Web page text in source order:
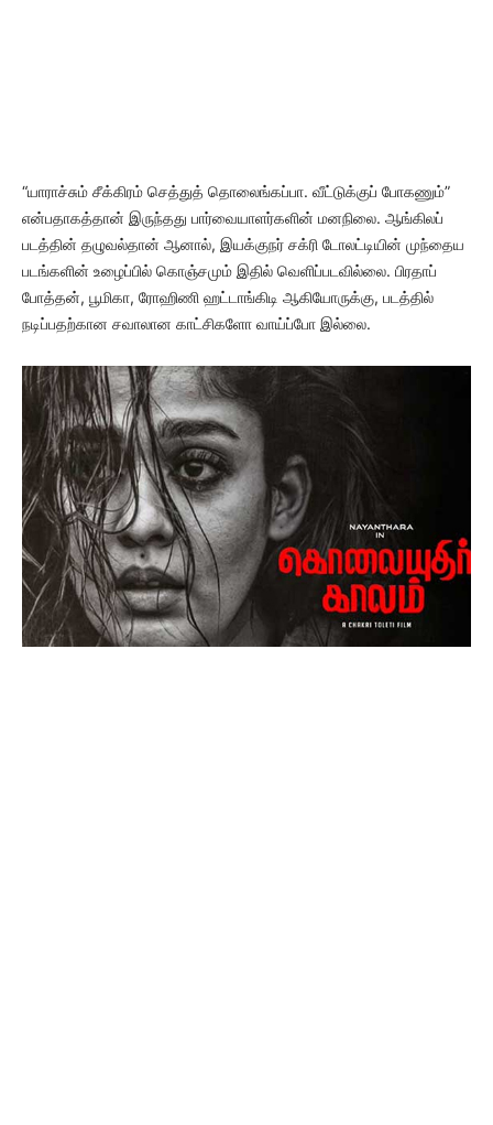
“யாராச்சும் சீக்கிரம் செத்துத் தொலைங்கப்பா. வீட்டுக்குப் போகணும்”
என்பதாகத்தான் இருந்தது பார்வையாளர்களின் மனநிலை. ஆங்கிலப்
படத்தின் தழுவல்தான் ஆனால், இயக்குநர் சக்ரி டோலட்டியின் முந்தைய
படங்களின் உழைப்பில் கொஞ்சமும் இதில் வெளிப்படவில்லை. பிரதாப்
போத்தன், பூமிகா, ரோஹிணி ஹட்டாங்கிடி ஆகியோருக்கு, படத்தில்
நடிப்பதற்கான சவாலான காட்சிகளோ வாய்ப்போ இல்லை.